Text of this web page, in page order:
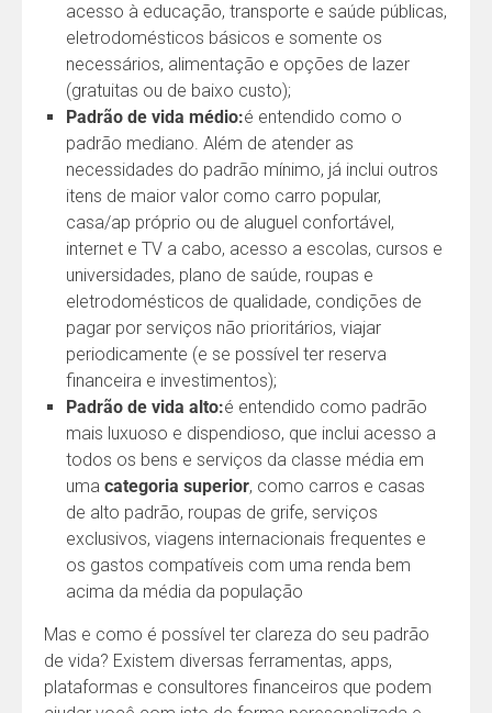
acesso à educação, transporte e saúde públicas,
eletrodomésticos básicos e somente os
necessários, alimentação e opções de lazer
(gratuitas ou de baixo custo);
Padrão de vida médio:é entendido como o
padrão mediano. Além de atender as
necessidades do padrão mínimo, já inclui outros
itens de maior valor como carro popular,
casa/ap próprio ou de aluguel confortável,
internet e TV a cabo, acesso a escolas, cursos e
universidades, plano de saúde, roupas e
eletrodomésticos de qualidade, condições de
pagar por serviços não prioritários, viajar
periodicamente (e se possível ter reserva
financeira e investimentos);
Padrão de vida alto:é entendido como padrão
mais luxuoso e dispendioso, que inclui acesso a
todos os bens e serviços da classe média em
uma categoria superior, como carros e casas
de alto padrão, roupas de grife, serviços
exclusivos, viagens internacionais frequentes e
os gastos compatíveis com uma renda bem
acima da média da população
Mas e como é possível ter clareza do seu padrão
de vida? Existem diversas ferramentas, apps,
plataformas e consultores financeiros que podem